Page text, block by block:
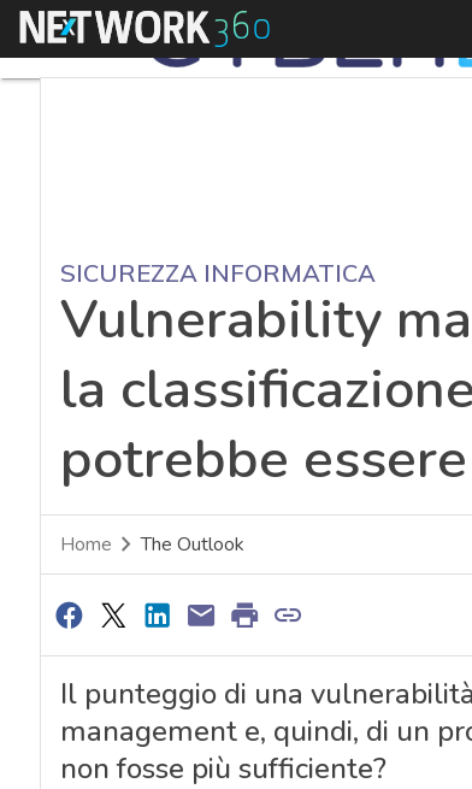
Menu
SICUREZZA INFORMATICA
Vulnerability
la
potrebbe
Home The Outlook
Il punteggio di una
management e, quindi, di un
non fosse più sufficiente?